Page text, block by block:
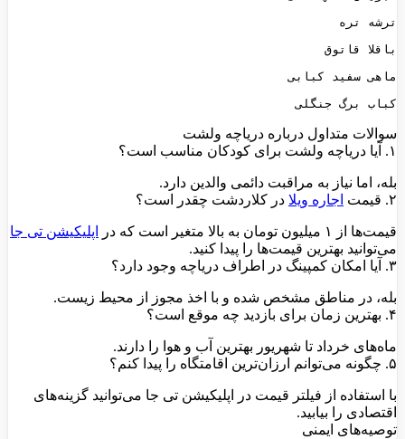
کباب برگ جنگلی
سوالات متداول درباره دریاچه ولشت
۱. آیا دریاچه ولشت برای کودکان مناسب است؟
بله، اما نیاز به مراقبت دائمی والدین دارد.
۲. قیمت
اجاره ویلا در کلاردشت چقدر است؟
قیمت‌ها از ۱ میلیون تومان به بالا متغیر است که در
اپلیکیشن تی جا
می‌توانید بهترین قیمت‌ها را پیدا کنید.
۳. آیا امکان کمپینگ در اطراف دریاچه وجود دارد؟
بله، در مناطق مشخص شده و با اخذ مجوز از محیط زیست.
۴. بهترین زمان برای بازدید چه موقع است؟
ماه‌های خرداد تا شهریور بهترین آب و هوا را دارند.
۵. چگونه می‌توانم ارزان‌ترین اقامتگاه را پیدا کنم؟
با استفاده از فیلتر قیمت در اپلیکیشن تی جا می‌توانید گزینه‌های
اقتصادی را بیابید.
توصیه‌های ایمنی